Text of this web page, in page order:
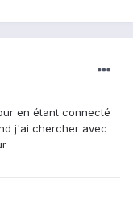
en étant connecté
j'ai chercher avec